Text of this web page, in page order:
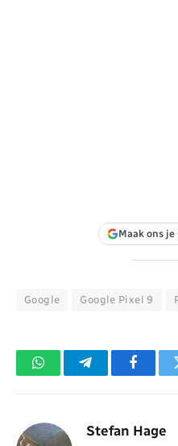
Maak ons je
Google Google Pixel 9
WhatsAppTelegram
Stefan Hage